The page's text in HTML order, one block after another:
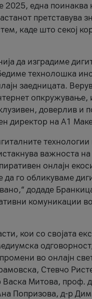
2025, една поинаква
претставува
каде што секој
да изградиме
технолошка
заедницата.
опкружување,
доверлив и
директор на А1
важноста
онлајн
го обликуваме
додаде
комуникации
кои со својата
во онлајн
Стевчо
Митова, проф.
Попризова, д-р